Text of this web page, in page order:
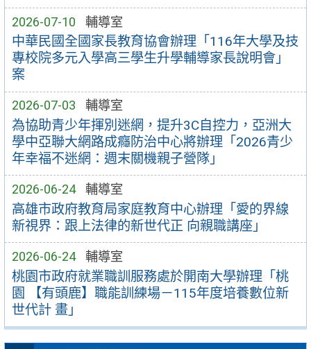
2026-07-10 輔導室
中華民國全國家長教育協會辦理「116年大學及技
專校院多元入學高三學生升學輔導家長說明會」
案
2026-07-03 輔導室
為協助青少年揮別迷網，提升3C自控力，亞洲大
學中亞聯大網路成癮防治中心將辦理「2026青少
年幸福不迷網：週末關機親子營隊」
2026-06-24 輔導室
高雄市政府教育局家庭教育中心辦理「愛的界線
新視界：跟上法律的新世代正 向親職講座」
2026-06-24 輔導室
桃園市政府就業職訓服務處於開南大學辦理「桃
園 【有頭鹿】職能訓練場－115年度培養數位新
世代計 畫」